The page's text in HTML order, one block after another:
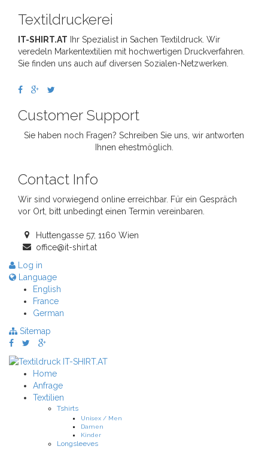
Textildruckerei
IT-SHIRT.AT Ihr Spezialist in Sachen Textildruck. Wir
veredeln Markentextilien mit hochwertigen Druckverfahren.
Sie finden uns auch auf diversen Sozialen-Netzwerken.
Customer Support
Sie haben noch Fragen? Schreiben Sie uns, wir antworten
Ihnen ehestmöglich.
Contact Info
Wir sind vorwiegend online erreichbar. Für ein Gespräch
vor Ort, bitt unbedingt einen Termin vereinbaren.
Huttengasse 57, 1160 Wien
office@it-shirt.at
Log in
Language
English
France
German
Sitemap
Home
Anfrage
Textilien
Tshirts
Unisex / Men
Damen
Kinder
Longsleeves